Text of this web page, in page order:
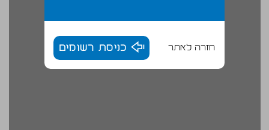
חזרה לאתר כניסת רשומים